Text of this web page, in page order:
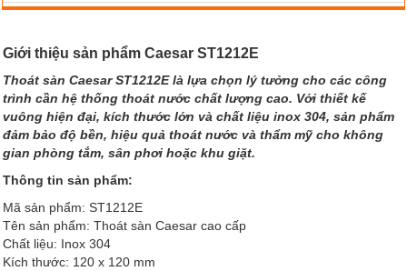
Giới thiệu sản phẩm Caesar ST1212E
Thoát sàn Caesar ST1212E là lựa chọn lý tưởng cho các công
trình cần hệ thống thoát nước chất lượng cao. Với thiết kế
vuông hiện đại, kích thước lớn và chất liệu inox 304, sản phẩm
đảm bảo độ bền, hiệu quả thoát nước và thẩm mỹ cho không
gian phòng tắm, sân phơi hoặc khu giặt.
Thông tin sản phẩm:
Mã sản phẩm: ST1212E
Tên sản phẩm: Thoát sàn Caesar cao cấp
Chất liệu: Inox 304
Kích thước: 120 x 120 mm